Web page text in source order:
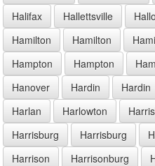
Halifax
Hallettsville
Hamilton
Hamilton
Hampton
Hampton
Hanover
Hardin Hardin
Harlan
Harlowton
Harrisburg
Harrisburg
Harrison
Harrisonburg